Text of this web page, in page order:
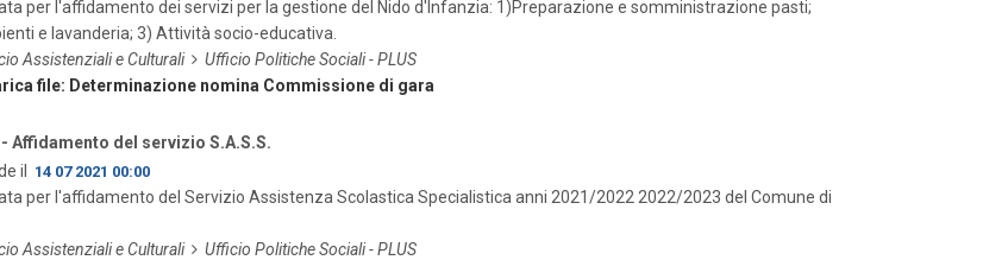
per l'affidamento dei servizi per la gestione del Nido d'Infanzia: 1)Preparazione e somministrazione pasti;
e lavanderia; 3) Attività socio-educativa.
Assistenziali e Culturali
Ufficio Politiche Sociali - PLUS
file: Determinazione nomina Commissione di gara
Affidamento del servizio S.A.S.S.
il 14 07 2021 00:00
per l'affidamento del Servizio Assistenza Scolastica Specialistica anni 2021/2022 2022/2023 del Comune di
Assistenziali e Culturali
Ufficio Politiche Sociali - PLUS